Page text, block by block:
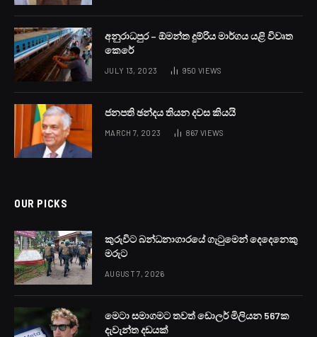
අනුරාධපුර – ඕමන්ත දුම්රිය මාර්ගය යළි විවෘත
කෙරේ
JULY 13, 2023 950 VIEWS
ජනපති ඡන්දය තියන දවස කියයි
MARCH 7, 2023 867 VIEWS
OUR PICKS
කුරුවිට බන්ධනාගාරයේ ගැටුමෙන් දෙදෙනෙකු
මරුට
AUGUST 7, 2026
මෙටා සමාගමට තවත් ඩොලර් මිලියන 567ක
දැවැන්ත දඩයක්